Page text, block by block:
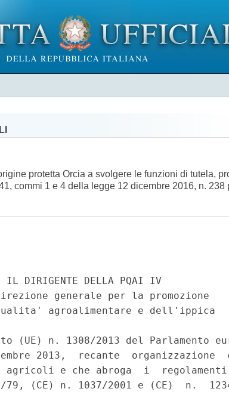
protetta Orcia a svolgere le funzioni di tutela,
commi 1 e 4 della legge 12 dicembre 2016, n. 238